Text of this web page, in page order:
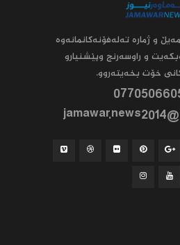
و ژماره‌ ته‌له‌فۆنه‌کانمانه‌وه‌
و راوسه‌رنج وپێشنیارو
خۆت بخه‌یته‌روو.